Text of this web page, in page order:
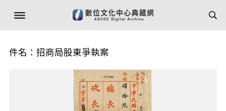
件名：招商局股東爭執案